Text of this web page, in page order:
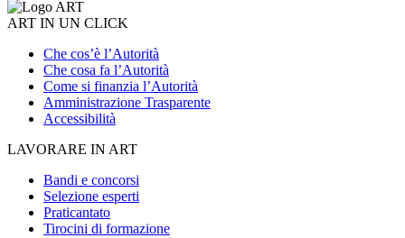
ART IN UN CLICK
Che cos’è l’Autorità
Che cosa fa l’Autorità
Come si finanzia l’Autorità
Amministrazione Trasparente
Accessibilità
LAVORARE IN ART
Bandi e concorsi
Selezione esperti
Praticantato
Tirocini di formazione